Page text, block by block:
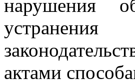
нарушения
актами